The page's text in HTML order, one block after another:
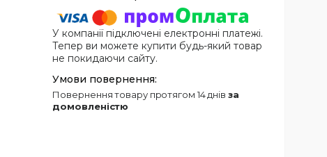
У компанії підключені електронні платежі.
Тепер ви можете купити будь-який товар
не покидаючи сайту.
повернення товару протягом 14 днів за
домовленістю